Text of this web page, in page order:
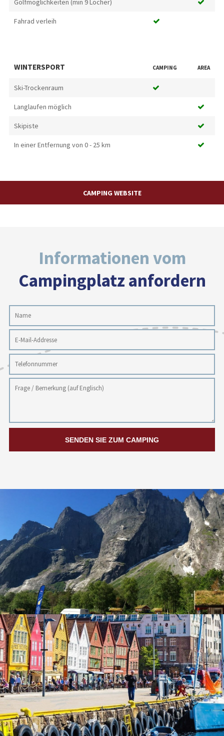
Golfmöglichkeiten (min 9 Löcher)
Fahrad verleih
WINTERSPORT CAMPING AREA
Ski-Trockenraum
Langlaufen möglich
Skipiste
In einer Entfernung von 0 - 25 km
CAMPING WEBSITE
Informationen vom
Campingplatz anfordern
SENDEN SIE ZUM CAMPING